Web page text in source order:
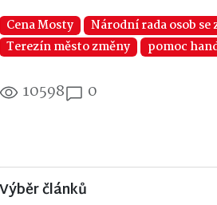
Cena Mosty Národní rada osob
Terezín město změny
pomoc
10598 0
Výběr článků